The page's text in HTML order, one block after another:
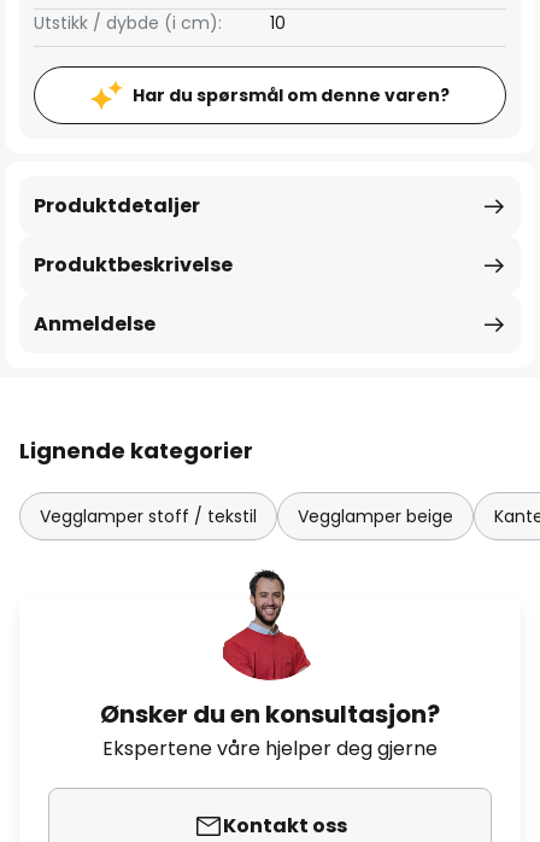
Utstikk / dybde (i cm): 10
Har du spørsmål om denne varen?
Produktbeskrivelse
Produktdetaljer
Anmeldelse
Lignende kategorier
Vegglamper stoff / tekstil Vegglamper beige
Ønsker du en konsultasjon?
Ekspertene våre hjelper deg gjerne
Kontakt oss